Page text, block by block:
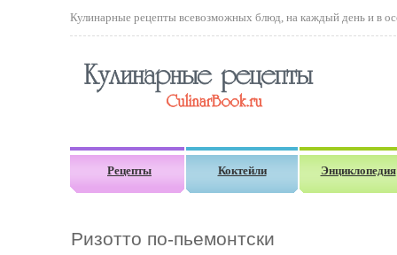
Кулинарные рецепты всевозможных блюд, на каждый день и в
Рецепты Коктейли Энциклопедия
Ризотто по-пьемонтски